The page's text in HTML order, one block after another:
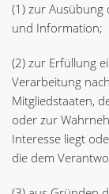
(1) zur Ausübung
und Information;
(2) zur Erfüllung
Verarbeitung
Mitgliedstaaten,
oder zur
Interesse liegt
die dem